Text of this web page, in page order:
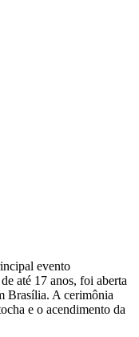
evento
até 17 anos, foi aberta
Brasília. A cerimônia
e o acendimento da